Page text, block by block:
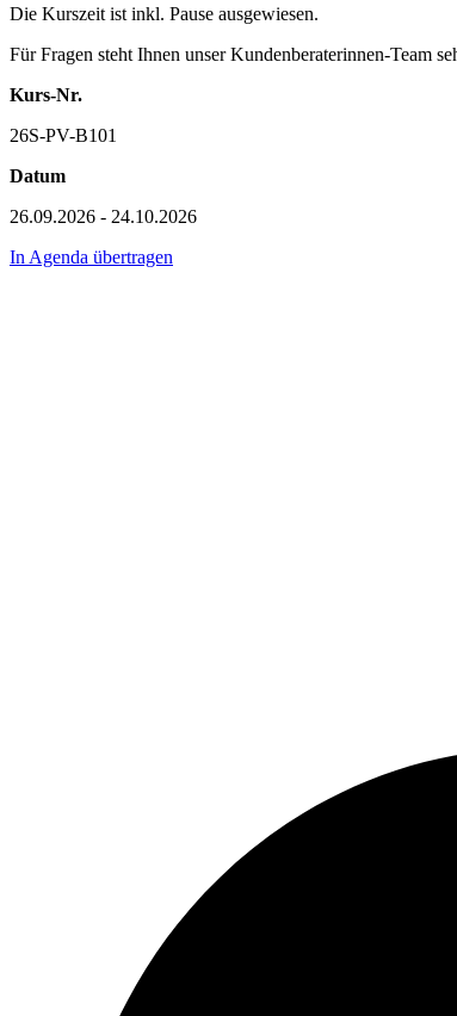
Die Kurszeit ist inkl. Pause ausgewiesen.
Für Fragen steht Ihnen unser Kundenberaterinnen-Team
Kurs-Nr.
26S-PV-B101
Datum
26.09.2026 - 24.10.2026
In Agenda übertragen